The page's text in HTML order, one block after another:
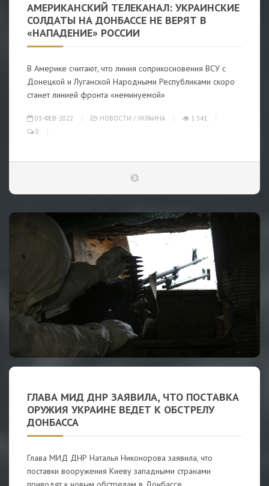
АМЕРИКАНСКИЙ ТЕЛЕКАНАЛ: УКРАИНСКИЕ
СОЛДАТЫ НА ДОНБАССЕ НЕ ВЕРЯТ В
«НАПАДЕНИЕ» РОССИИ
В Америке считают, что линия соприкосновения ВСУ с
Донецкой и Луганской Народными Республиками скоро
станет линией фронта «неминуемой»
03-ФЕВ-2022 НОВОСТИ / УКРАИНА
1 341
0
ГЛАВА МИД ДНР ЗАЯВИЛА, ЧТО ПОСТАВКА
ОРУЖИЯ УКРАИНЕ ВЕДЕТ К ОБСТРЕЛУ
ДОНБАССА
Глава МИД ДНР Наталья Никонорова заявила, что
поставки вооружения Киеву западными странами